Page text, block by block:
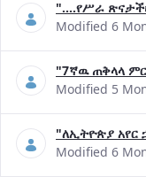
"....የሥራ
Modified 6
"7ኛዉ ጠቅላላ
Modified 5
"ለኢትዮጵያ አየር
Modified 6